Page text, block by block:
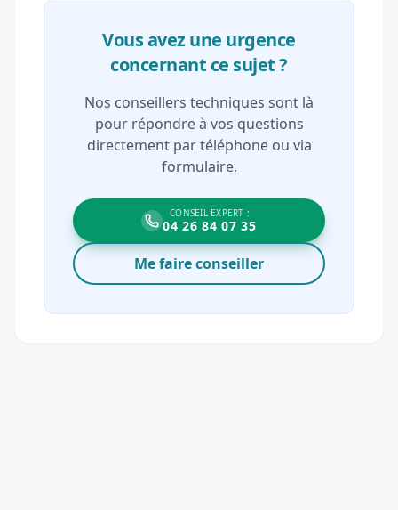
Vous avez une urgence
concernant ce sujet ?
Nos conseillers techniques sont là
pour répondre à vos questions
directement par téléphone ou via
formulaire.
CONSEIL EXPERT :
04 26 84 07 35
Me faire conseiller